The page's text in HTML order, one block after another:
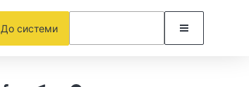
До системи